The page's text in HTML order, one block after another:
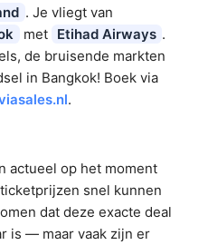
. Je vliegt van
met Etihad Airways .
de bruisende markten
in Bangkok! Boek via
.
actueel op het moment
snel kunnen
dat deze exacte deal
is — maar vaak zijn er